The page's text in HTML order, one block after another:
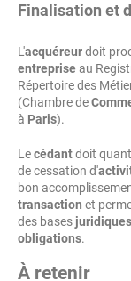
Finalisation et
L'acquéreurdoit
entrepriseau
Répertoire des
(Chambre de
à Paris).
Lecédantdoit
de cessation d'
bon
transaction et
des bases juridiques
obligations.
À retenir